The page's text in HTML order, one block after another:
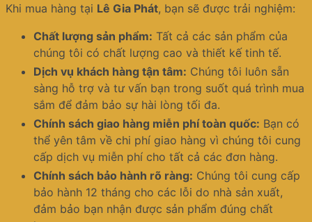
Khi mua hàng tại Lê Gia Phát, bạn sẽ được trải nghiệm:
Chất lượng sản phẩm: Tất cả các sản phẩm của
chúng tôi có chất lượng cao và thiết kế tinh tế.
Dịch vụ khách hàng tận tâm: Chúng tôi luôn sẵn
sàng hỗ trợ và tư vấn bạn trong suốt quá trình mua
sắm để đảm bảo sự hài lòng tối đa.
Chính sách giao hàng miễn phí toàn quốc: Bạn có
thể yên tâm về chi phí giao hàng vì chúng tôi cung
cấp dịch vụ miễn phí cho tất cả các đơn hàng.
Chính sách bảo hành rõ ràng: Chúng tôi cung cấp
bảo hành 12 tháng cho các lỗi do nhà sản xuất,
đảm bảo bạn nhận được sản phẩm đúng chất